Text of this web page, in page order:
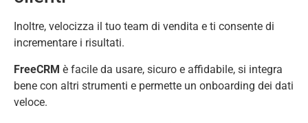
Inoltre, velocizza il tuo team di vendita e ti consente di
incrementare i risultati.
FreeCRM è facile da usare, sicuro e affidabile, si integra
bene con altri strumenti e permette un onboarding dei dati
veloce.